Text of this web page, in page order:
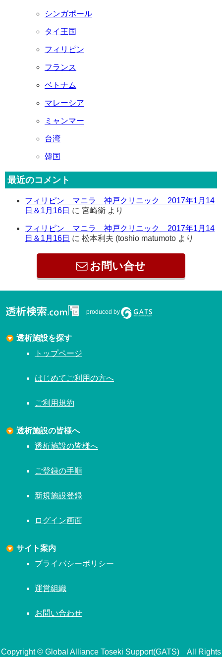
シンガポール
タイ王国
フィリピン
フランス
ベトナム
マレーシア
ミャンマー
台湾
韓国
最近のコメント
フィリピン マニラ 神戸クリニック 2017年1月14
日＆1月16日 に 宮崎衛 より
フィリピン マニラ 神戸クリニック 2017年1月14
日＆1月16日 に 松本利夫 (toshio matumoto より
お問い合せ
produced by
透析施設を探す
トップページ
はじめてご利用の方へ
ご利用規約
透析施設の皆様へ
透析施設の皆様へ
ご登録の手順
新規施設登録
ログイン画面
サイト案内
プライバシーポリシー
運営組織
お問い合わせ
Copyright © Global Alliance Toseki Support(GATS) All Rights